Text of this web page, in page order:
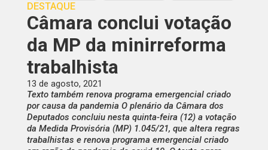
DESTAQUE
Câmara conclui votação
da MP da minirreforma
trabalhista
13 de agosto, 2021
Texto também renova programa emergencial criado
por causa da pandemia O plenário da Câmara dos
Deputados concluiu nesta quinta-feira (12) a votação
da Medida Provisória (MP) 1.045/21, que altera regras
trabalhistas e renova programa emergencial criado